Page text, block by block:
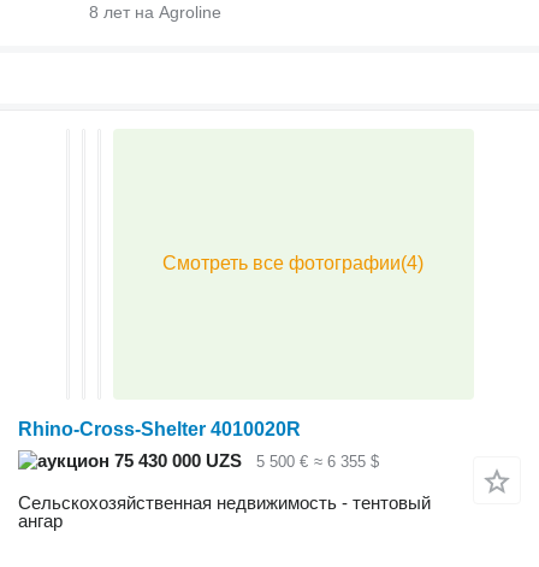
8 лет на Agroline
Rhino-Cross-Shelter 4010020R
75 430 000 UZS
5 500 € ≈ 6 355 $
Сельскохозяйственная недвижимость - тентовый
ангар